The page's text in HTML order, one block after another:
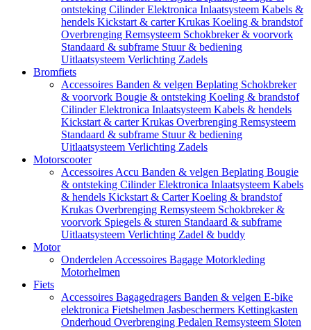
ontsteking CilinderElektronica Inlaatsysteem Kabels &
hendels Kickstart & carterKrukas Koeling & brandstof
Overbrenging Remsysteem Schokbreker & voorvork
Standaard & subframe Stuur & bediening
Uitlaatsysteem Verlichting Zadels
Bromfiets
Accessoires Banden & velgen Beplating Schokbreker
& voorvork Bougie & ontsteking Koeling & brandstof
CilinderElektronica Inlaatsysteem Kabels & hendels
Kickstart & carterKrukas Overbrenging Remsysteem
Standaard & subframe Stuur & bediening
Uitlaatsysteem Verlichting Zadels
Motorscooter
Accessoires Accu Banden & velgen Beplating Bougie
& ontsteking CilinderElektronica Inlaatsysteem Kabels
& hendels Kickstart & CarterKoeling & brandstof
Krukas Overbrenging Remsysteem Schokbreker &
voorvork Spiegels & sturen Standaard & subframe
Uitlaatsysteem Verlichting Zadel & buddy
Motor
Onderdelen Accessoires Bagage Motorkleding
Motorhelmen
Fiets
Accessoires Bagagedragers Banden & velgen E-bike
elektronica Fietshelmen Jasbeschermers Kettingkasten
Onderhoud Overbrenging Pedalen Remsysteem Sloten